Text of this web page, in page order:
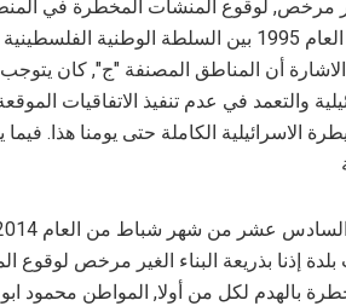
الغير مرخص, لوقوع المنشأت المخطرة في
اتفاقية أوسلو الثانية المؤقتة والموقعة في العام 1995 بين
الاشارة أن المناطق المصنفة "ج", كان
الاسرائيلية الكاملة حتى يومنا هذا.
إذنا بذريعة البناء الغير مرخص لوقوع
بالهدم لكل من أولا, المواطن محمود